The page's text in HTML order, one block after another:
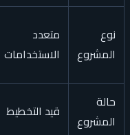
نوع
المشروع
متعدد
الاستخدامات
حالة
المشروع
قيد التخطيط